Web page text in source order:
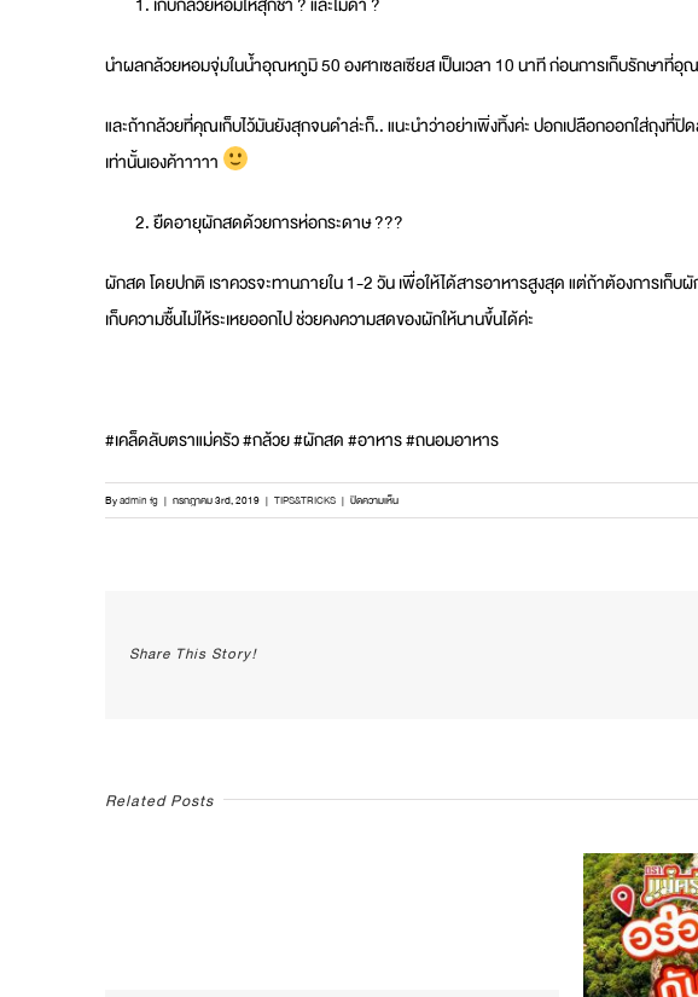
นำผลกล้วยหอมจุ่มในน้ำอุณหภูมิ 50 องศาเซลเซียส เป็นเวลา 10 นาที ก่อนการเก็บรักษาที่อุ
และถ้ากล้วยที่คุณเก็บไว้มันยังสุกจนดำล่ะก็.. แนะนำว่าอย่าเพิ่งทิ้งค่ะ ปอกเปลือกออกใส่ถุงที่
เท่านั้นเองค้าาาาา
ยืดอายุผักสดด้วยการห่อกระดาษ ???
ผักสด โดยปกติ เราควรจะทานภายใน 1-2 วัน เพื่อให้ได้สารอาหารสูงสุด แต่ถ้าต้องการเก็บ
เก็บความชื้นไม่ให้ระเหยออกไป ช่วยคงความสดของผักให้นานขึ้นได้ค่ะ
#เคล็ดลับตราแม่ครัว #กล้วย #ผักสด #อาหาร #ถนอมอาหาร
Byadmin fg | กรกฎาคม 3rd, 2019 | TIPS&TRICKS | ปิดความเห็นบน
ถนอม
Share This Story!
Related Posts